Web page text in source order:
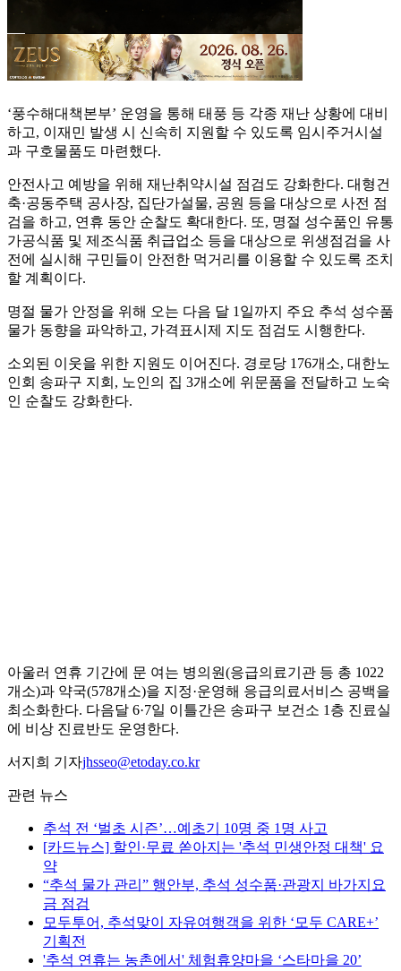
‘풍수해대책본부’ 운영을 통해 태풍 등 각종 재난 상황에 대비
하고, 이재민 발생 시 신속히 지원할 수 있도록 임시주거시설
과 구호물품도 마련했다.
안전사고 예방을 위해 재난취약시설 점검도 강화한다. 대형건
축·공동주택 공사장, 집단가설물, 공원 등을 대상으로 사전 점
검을 하고, 연휴 동안 순찰도 확대한다. 또, 명절 성수품인 유통
가공식품 및 제조식품 취급업소 등을 대상으로 위생점검을 사
전에 실시해 구민들이 안전한 먹거리를 이용할 수 있도록 조치
할 계획이다.
명절 물가 안정을 위해 오는 다음 달 1일까지 주요 추석 성수품
물가 동향을 파악하고, 가격표시제 지도 점검도 시행한다.
소외된 이웃을 위한 지원도 이어진다. 경로당 176개소, 대한노
인회 송파구 지회, 노인의 집 3개소에 위문품을 전달하고 노숙
인 순찰도 강화한다.
아울러 연휴 기간에 문 여는 병의원(응급의료기관 등 총 1022
개소)과 약국(578개소)을 지정·운영해 응급의료서비스 공백을
최소화한다. 다음달 6·7일 이틀간은 송파구 보건소 1층 진료실
에 비상 진료반도 운영한다.
서지희 기자jhsseo@etoday.co.kr
관련 뉴스
추석 전 ‘벌초 시즌’…예초기 10명 중 1명 사고
[카드뉴스] 할인·무료 쏟아지는 '추석 민생안정 대책' 요
약
“추석 물가 관리” 행안부, 추석 성수품·관광지 바가지요
금 점검
모두투어, 추석맞이 자유여행객을 위한 ‘모두 CARE+’
기획전
'추석 연휴는 농촌에서' 체험휴양마을 ‘스타마을 20’